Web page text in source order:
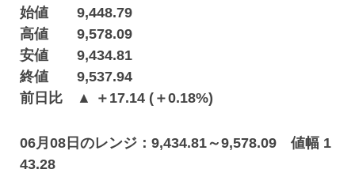
始値 9,448.79
高値 9,578.09
安値 9,434.81
終値 9,537.94
前日比 ▲ ＋17.14 (＋0.18%)
06月08日のレンジ：9,434.81～9,578.09 値幅 1
43.28